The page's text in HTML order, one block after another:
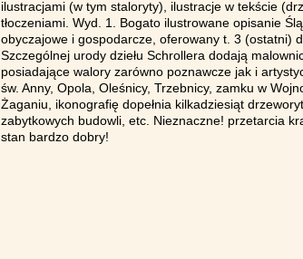
ilustracjami (w tym staloryty), ilustracje w tekście
tłoczeniami. Wyd. 1. Bogato ilustrowane opisanie
obyczajowe i gospodarcze, oferowany t. 3 (ostatni)
Szczególnej urody dziełu Schrollera dodają
posiadające walory zarówno poznawcze jak i
św. Anny, Opola, Oleśnicy, Trzebnicy, zamku w
Żaganiu, ikonografię dopełnia kilkadziesiąt
zabytkowych budowli, etc. Nieznaczne! przetarcia
stan bardzo dobry!